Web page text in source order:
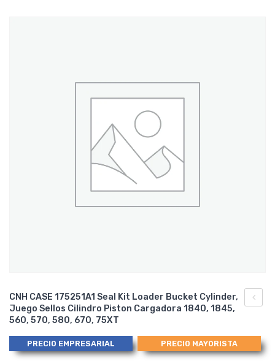
Seal
CNH CASE 175251A1 Seal Kit Loader Bucket Cylinder,
Juego Sellos Cilindro Piston Cargadora 1840, 1845,
560, 570, 580, 670, 75XT
PRECIO EMPRESARIAL PRECIO MAYORISTA